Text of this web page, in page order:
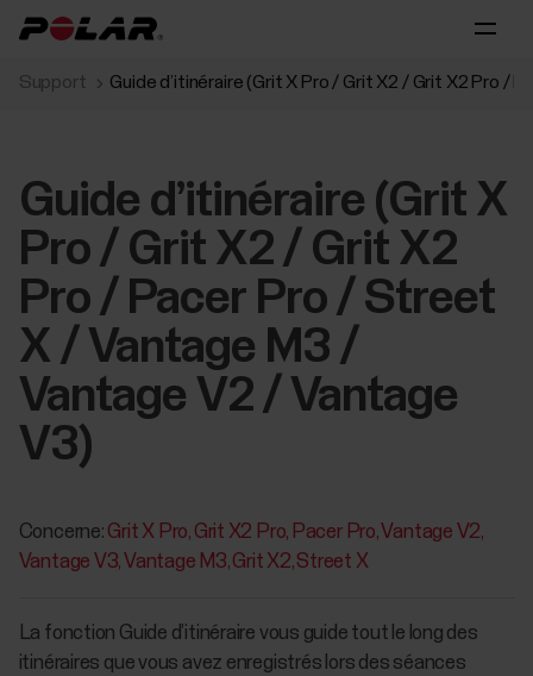
Support Guide d’itinéraire (Grit X Pro / Grit X2 / Grit X2 Pro /
Guide d’itinéraire (Grit X
Pro / Grit X2 / Grit X2
Pro / Pacer Pro / Street
X / Vantage M3 /
Vantage V2 / Vantage
V3)
Concerne: Grit X Pro Grit X2 Pro Pacer Pro Vantage V2
Vantage V3 Vantage M3 Grit X2 Street X
La fonction Guide d’itinéraire vous guide tout le long des
itinéraires que vous avez enregistrés lors des séances